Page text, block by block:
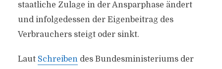
staatliche Zulage in der Ansparphase ändert
und infolgedessen der Eigenbeitrag des
Verbrauchers steigt oder sinkt.
Laut Schreibendes Bundesministeriums der